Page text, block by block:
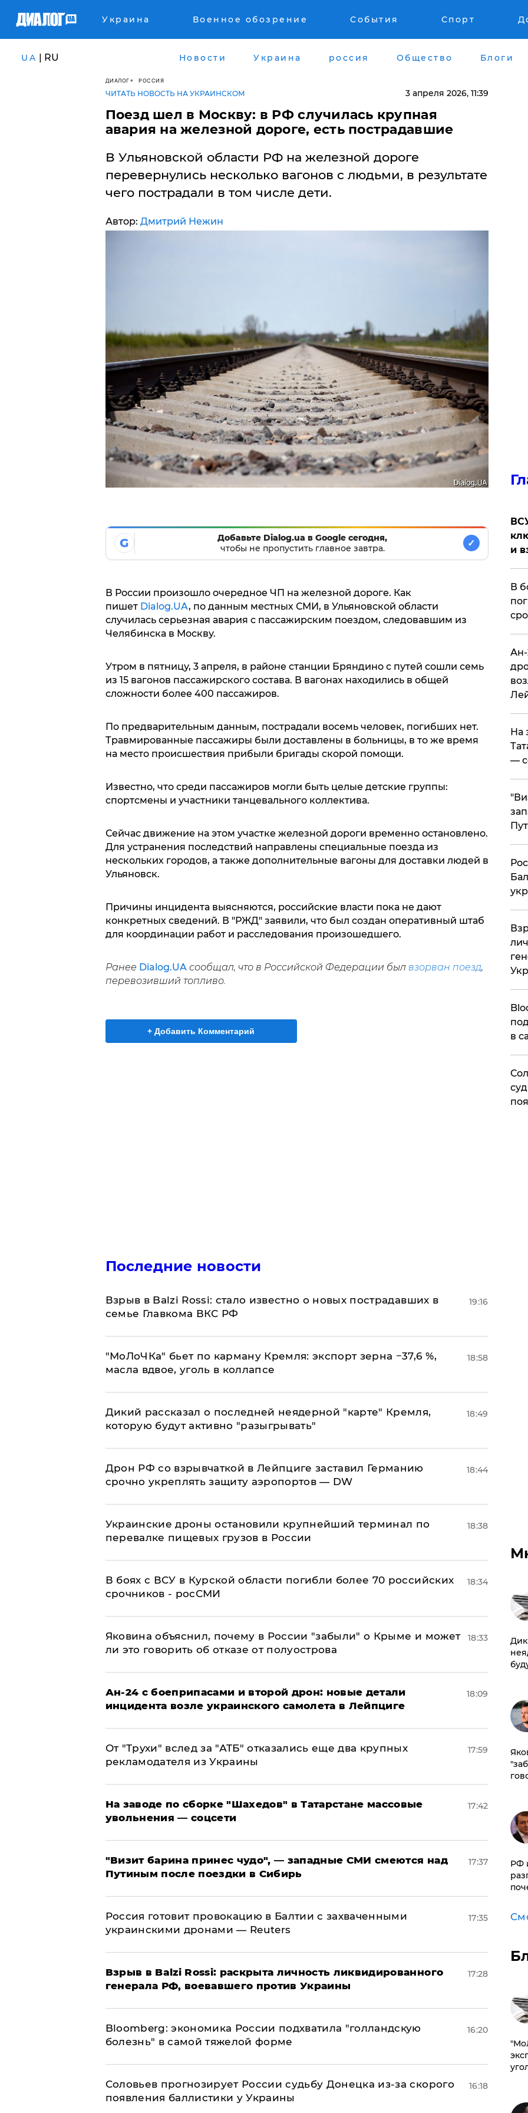
Украина Военное обозрение События Спорт
UA | RU Новости Украина россия Общество Блоги
ДИАЛОГ РОССИЯ
ЧИТАТЬ НОВОСТЬ НА УКРАИНСКОМ 3 апреля 2026, 11:39
Поезд шел в Москву: в РФ случилась крупная
авария на железной дороге, есть пострадавшие
В Ульяновской области РФ на железной дороге
перевернулись несколько вагонов с людьми, в результате
чего пострадали в том числе дети.
Автор: Дмитрий Нежин
G
Добавьте Dialog.ua в Google сегодня,
чтобы не пропустить главное завтра.
✓
В России произошло очередное ЧП на железной дороге. Как
пишет Dialog.UA, по данным местных СМИ, в Ульяновской области
случилась серьезная авария с пассажирским поездом, следовавшим из
Челябинска в Москву.
Утром в пятницу, 3 апреля, в районе станции Бряндино с путей сошли семь
из 15 вагонов пассажирского состава. В вагонах находились в общей
сложности более 400 пассажиров.
По предварительным данным, пострадали восемь человек, погибших нет.
Травмированные пассажиры были доставлены в больницы, в то же время
на место происшествия прибыли бригады скорой помощи.
Известно, что среди пассажиров могли быть целые детские группы:
спортсмены и участники танцевального коллектива.
Сейчас движение на этом участке железной дороги временно остановлено.
Для устранения последствий направлены специальные поезда из
нескольких городов, а также дополнительные вагоны для доставки людей в
Ульяновск.
Причины инцидента выясняются, российские власти пока не дают
конкретных сведений. В "РЖД" заявили, что был создан оперативный штаб
для координации работ и расследования произошедшего.
Ранее Dialog.UA сообщал, что в Российской Федерации был взорван поезд,
перевозивший топливо.
+ Добавить Комментарий
Последние новости
Взрыв в Balzi Rossi: стало известно о новых пострадавших в
семье Главкома ВКС РФ
19:16
​"МоЛоЧКа" бьет по карману Кремля: экспорт зерна −37,6 %,
масла вдвое, уголь в коллапсе
18:58
Дикий рассказал о последней неядерной "карте" Кремля,
которую будут активно "разыгрывать"
18:49
​Дрон РФ со взрывчаткой в Лейпциге заставил Германию
срочно укреплять защиту аэропортов — DW
18:44
Украинские дроны остановили крупнейший терминал по
перевалке пищевых грузов в России
18:38
В боях с ВСУ в Курской области погибли более 70 российских
срочников - росСМИ
18:34
Яковина объяснил, почему в России "забыли" о Крыме и может
ли это говорить об отказе от полуострова
18:33
Ан-24 с боеприпасами и второй дрон: новые детали
инцидента возле украинского самолета в Лейпциге
18:09
От "Трухи" вслед за "АТБ" отказались еще два крупных
рекламодателя из Украины
17:59
На заводе по сборке "Шахедов" в Татарстане массовые
увольнения — соцсети
17:42
"Визит барина принес чудо", — западные СМИ смеются над
Путиным после поездки в Сибирь
17:37
​Россия готовит провокацию в Балтии с захваченными
украинскими дронами — Reuters
17:35
​Взрыв в Balzi Rossi: раскрыта личность ликвидированного
генерала РФ, воевавшего против Украины
17:28
Bloomberg: экономика России подхватила "голландскую
болезнь" в самой тяжелой форме
16:20
Соловьев прогнозирует России судьбу Донецка из-за скорого
появления баллистики у Украины
16:18
и
В
Ан-
На
—
в
РФ